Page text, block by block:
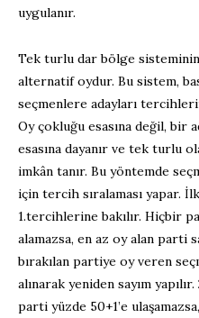
uygulanır.
Tek turlu dar bölge
alternatif oydur. Bu sistem,
seçmenlere adayları
Oy çokluğu esasına değil, bir
esasına dayanır ve tek turlu
imkân tanır. Bu yöntemde
için tercih sıralaması yapar.
1.tercihlerine bakılır. Hiçbir
alamazsa, en az oy alan parti
bırakılan partiye oy veren
alınarak yeniden sayım
parti yüzde 50+1’e